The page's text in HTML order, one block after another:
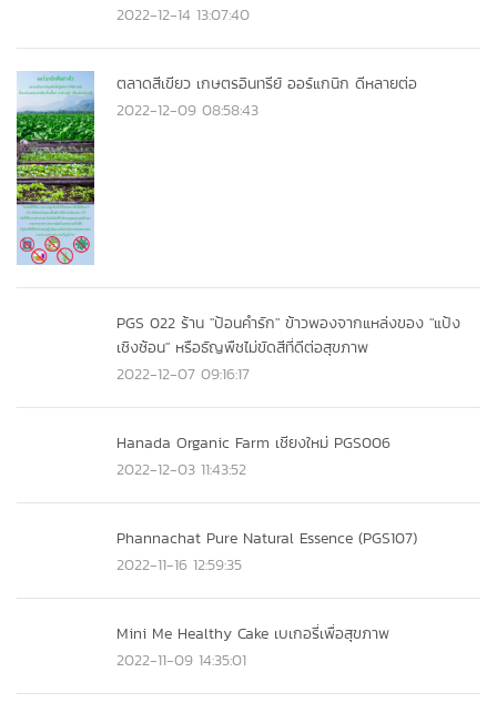
2022-12-14 13:07:40
ตลาดสีเขียว เกษตรอินทรีย์ ออร์แกนิก ดีหลายต่อ
2022-12-09 08:58:43
PGS 022 ร้าน "ป้อนคำรัก" ข้าวพองจากแหล่งของ "แป้ง
เชิงซ้อน" หรือธัญพืชไม่ขัดสีที่ดีต่อสุขภาพ
2022-12-07 09:16:17
Hanada Organic Farm เชียงใหม่ PGS006
2022-12-03 11:43:52
Phannachat Pure Natural Essence (PGS107)
2022-11-16 12:59:35
Mini Me Healthy Cake เบเกอรี่เพื่อสุขภาพ
2022-11-09 14:35:01